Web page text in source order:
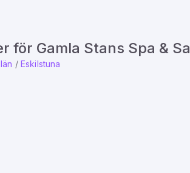
för Gamla Stans Spa &
/ Eskilstuna